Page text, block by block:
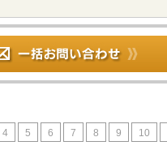
4 5 6 7 8 9 10